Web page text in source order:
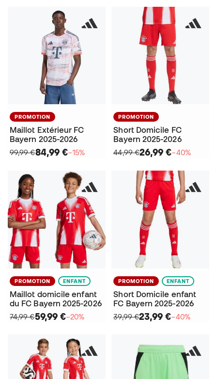
PROMOTION
Maillot Extérieur FC
Bayern 2025-2026
99,99 €84,99 €−15%
PROMOTION
Short Domicile FC
Bayern 2025-2026
44,99 €26,99 €−40%
PROMOTION ENFANT
Maillot domicile enfant
du FC Bayern 2025-2026
74,99 €59,99 €−20%
PROMOTION ENFANT
Short Domicile enfant
FC Bayern 2025-2026
39,99 €23,99 €−40%